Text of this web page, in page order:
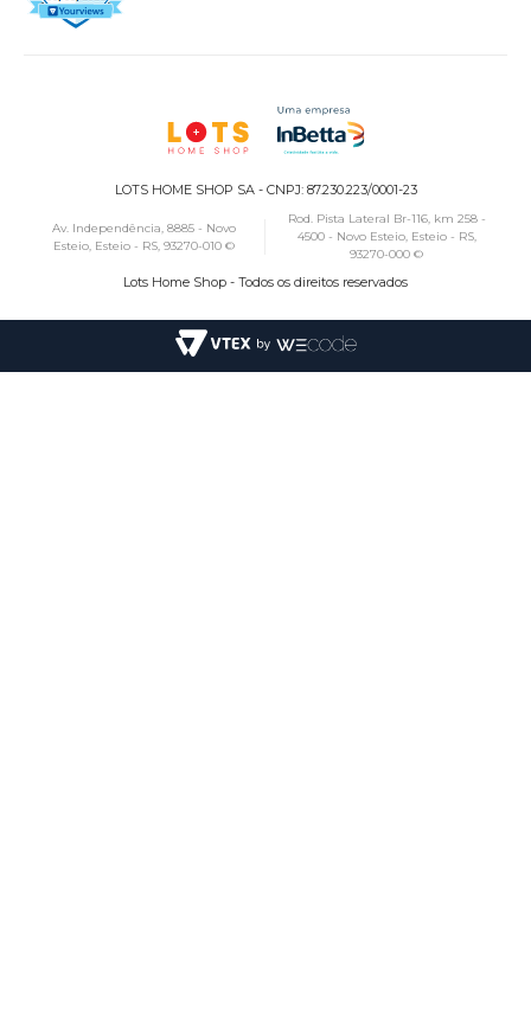
LOTS HOME SHOP SA - CNPJ: 87.230.223/0001-23
Av. Independência, 8885 - Novo
Esteio, Esteio - RS, 93270-010 ©
Rod. Pista Lateral Br-116, km 258 -
4500 - Novo Esteio, Esteio - RS,
93270-000 ©
Lots Home Shop - Todos os direitos reservados